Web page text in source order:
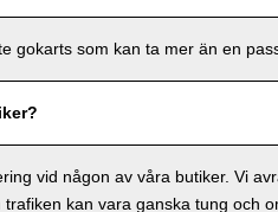
gokarts som kan ta mer än en
vid någon av våra butiker. Vi
kan vara ganska tung och